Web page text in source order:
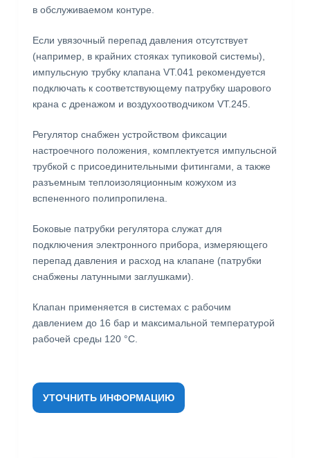
в обслуживаемом контуре.
Если увязочный перепад давления отсутствует
(например, в крайних стояках тупиковой системы),
импульсную трубку клапана VT.041 рекомендуется
подключать к соответствующему патрубку шарового
крана с дренажом и воздухоотводчиком VT.245.
Регулятор снабжен устройством фиксации
настроечного положения, комплектуется импульсной
трубкой с присоединительными фитингами, а также
разъемным теплоизоляционным кожухом из
вспененного полипропилена.
Боковые патрубки регулятора служат для
подключения электронного прибора, измеряющего
перепад давления и расход на клапане (патрубки
снабжены латунными заглушками).
Клапан применяется в системах с рабочим
давлением до 16 бар и максимальной температурой
рабочей среды 120 °С.
УТОЧНИТЬ ИНФОРМАЦИЮ